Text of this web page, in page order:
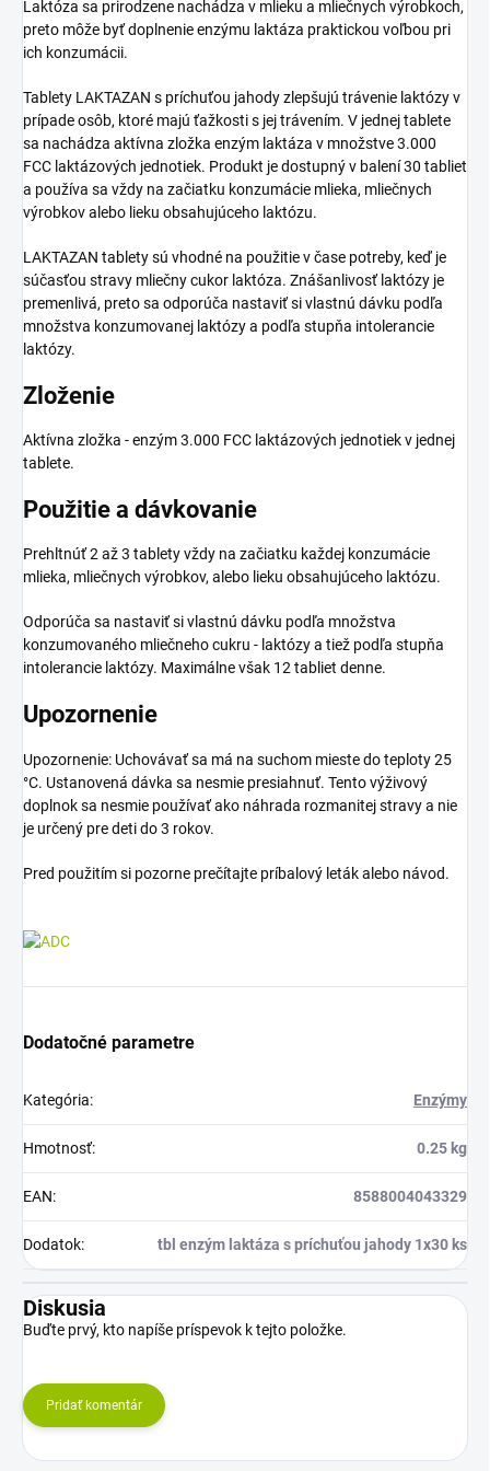
Laktóza sa prirodzene nachádza v mlieku a mliečnych výrobkoch,
preto môže byť doplnenie enzýmu laktáza praktickou voľbou pri
ich konzumácii.
Tablety LAKTAZAN s príchuťou jahody zlepšujú trávenie laktózy v
prípade osôb, ktoré majú ťažkosti s jej trávením. V jednej tablete
sa nachádza aktívna zložka enzým laktáza v množstve 3.000
FCC laktázových jednotiek. Produkt je dostupný v balení 30 tabliet
a používa sa vždy na začiatku konzumácie mlieka, mliečnych
výrobkov alebo lieku obsahujúceho laktózu.
LAKTAZAN tablety sú vhodné na použitie v čase potreby, keď je
súčasťou stravy mliečny cukor laktóza. Znášanlivosť laktózy je
premenlivá, preto sa odporúča nastaviť si vlastnú dávku podľa
množstva konzumovanej laktózy a podľa stupňa intolerancie
laktózy.
Zloženie
Aktívna zložka - enzým 3.000 FCC laktázových jednotiek v jednej
tablete.
Použitie a dávkovanie
Prehltnúť 2 až 3 tablety vždy na začiatku každej konzumácie
mlieka, mliečnych výrobkov, alebo lieku obsahujúceho laktózu.
Odporúča sa nastaviť si vlastnú dávku podľa množstva
konzumovaného mliečneho cukru - laktózy a tiež podľa stupňa
intolerancie laktózy. Maximálne však 12 tabliet denne.
Upozornenie
Upozornenie: Uchovávať sa má na suchom mieste do teploty 25
°C. Ustanovená dávka sa nesmie presiahnuť. Tento výživový
doplnok sa nesmie používať ako náhrada rozmanitej stravy a nie
je určený pre deti do 3 rokov.
Pred použitím si pozorne prečítajte príbalový leták alebo návod.
Dodatočné parametre
Kategória: Enzýmy
Hmotnosť: 0.25 kg
EAN: 8588004043329
Dodatok: tbl enzým laktáza s príchuťou jahody 1x30 ks
Diskusia
Buďte prvý, kto napíše príspevok k tejto položke.
Pridať komentár